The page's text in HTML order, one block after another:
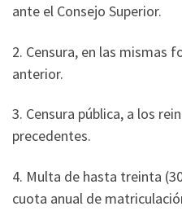
ante el Consejo Superior.
2. Censura, en las mismas
anterior.
3. Censura pública, a los
precedentes.
4. Multa de hasta treinta
cuota anual de